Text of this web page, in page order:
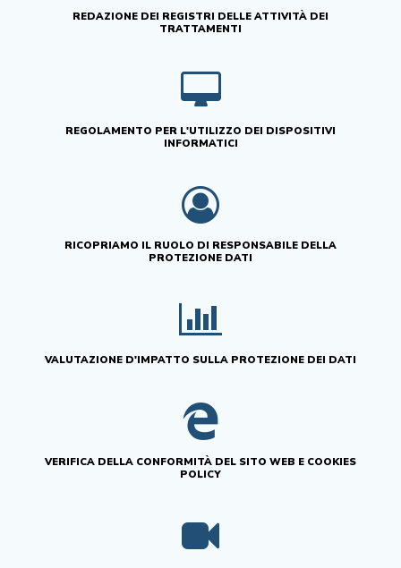
REDAZIONE DEI REGISTRI DELLE ATTIVITÀ DEI
TRATTAMENTI
REGOLAMENTO PER L'UTILIZZO DEI DISPOSITIVI
INFORMATICI
RICOPRIAMO IL RUOLO DI RESPONSABILE DELLA
PROTEZIONE DATI
VALUTAZIONE D'IMPATTO SULLA PROTEZIONE DEI DATI
VERIFICA DELLA CONFORMITÀ DEL SITO WEB E COOKIES
POLICY